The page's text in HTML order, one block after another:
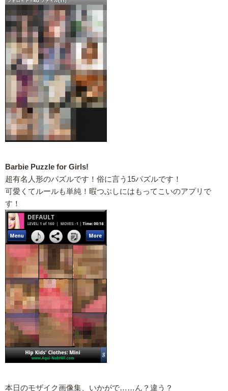
Barbie Puzzle for Girls!
超有名人形のパズルです！俗に言う15パズルです！
可愛くてルールも単純！暇つぶしにはもってこいのアプリで
す！
本日のモザイク画像集、いかがで……ん？違う？